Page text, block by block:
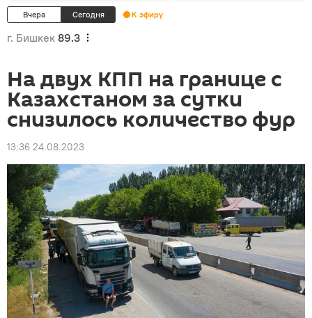
Вчера Сегодня К эфиру
г. Бишкек 89.3
На двух КПП на границе с
Казахстаном за сутки
снизилось количество фур
13:36 24.08.2023